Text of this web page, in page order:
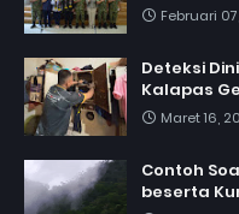
Februari
Deteksi
Kalapas
Maret 16,
Contoh
beserta